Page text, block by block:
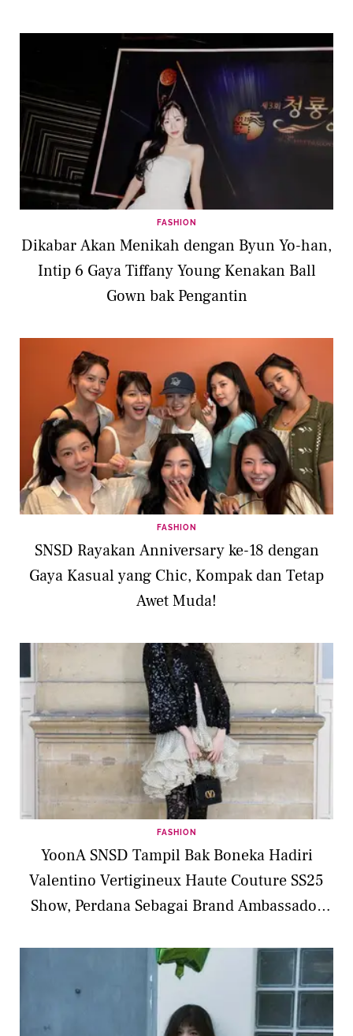
FASHION
Dikabar Akan Menikah dengan Byun Yo-han,
Intip 6 Gaya Tiffany Young Kenakan Ball
Gown bak Pengantin
FASHION
SNSD Rayakan Anniversary ke-18 dengan
Gaya Kasual yang Chic, Kompak dan Tetap
Awet Muda!
FASHION
YoonA SNSD Tampil Bak Boneka Hadiri
Valentino Vertigineux Haute Couture SS25
Show, Perdana Sebagai Brand Ambassador